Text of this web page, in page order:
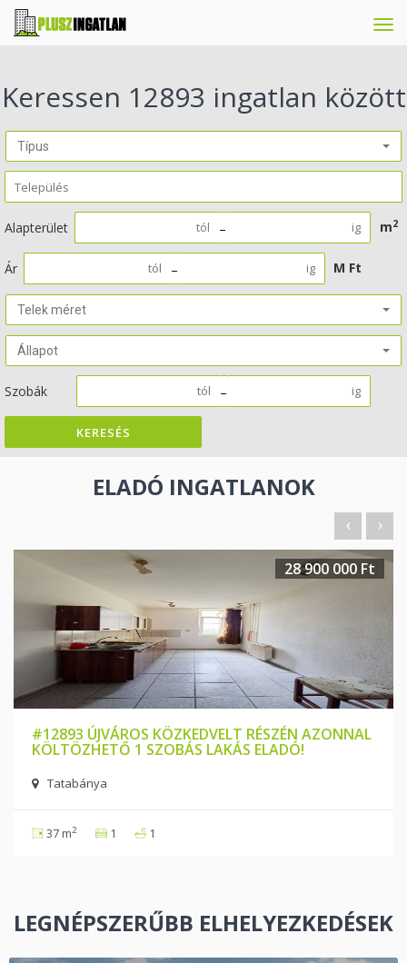
Keressen 12893 ingatlan között
Típus
Alapterület m2
–
Ár M Ft
–
Telek méret
Állapot
Szobák –
ELADÓ INGATLANOK
28 900 000 Ft
#12893 ÚJVÁROS KÖZKEDVELT RÉSZÉN AZONNAL
KÖLTÖZHETŐ 1 SZOBÁS LAKÁS ELADÓ!
Tatabánya
37 m2 1 1
LEGNÉPSZERŰBB ELHELYEZKEDÉSEK